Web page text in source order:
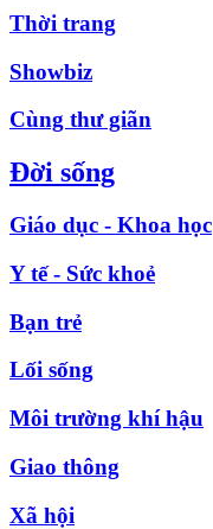
Thời trang
Showbiz
Cùng thư giãn
Đời sống
Giáo dục - Khoa học
Y tế - Sức khoẻ
Bạn trẻ
Lối sống
Môi trường khí hậu
Giao thông
Xã hội